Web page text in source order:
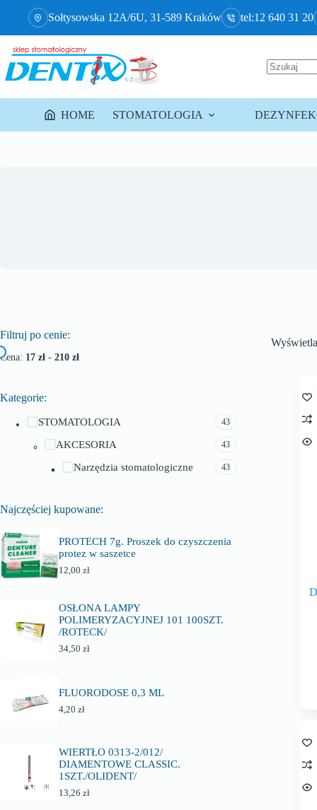
Sołtysowska 12A/6U, 31-589 Kraków tel:12 640 31 20
HOME STOMATOLOGIA
Filtruj po cenie:
Cena: 17 zł - 210 zł
Kategorie:
STOMATOLOGIA 43
AKCESORIA 43
Narzędzia stomatologiczne 43
Najczęściej kupowane:
PROTECH 7g. Proszek do czyszczenia
protez w saszetce
12,00zł
OSŁONA LAMPY
POLIMERYZACYJNEJ 101 100SZT.
/ROTECK/
34,50zł
FLUORODOSE 0,3 ML
4,20zł
WIERTŁO 0313-2/012/
DIAMENTOWE CLASSIC.
1SZT./OLIDENT/
13,26zł